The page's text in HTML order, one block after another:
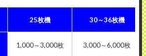
25枚機 30～36枚機
1,000～3,000枚 3,000～6,000枚